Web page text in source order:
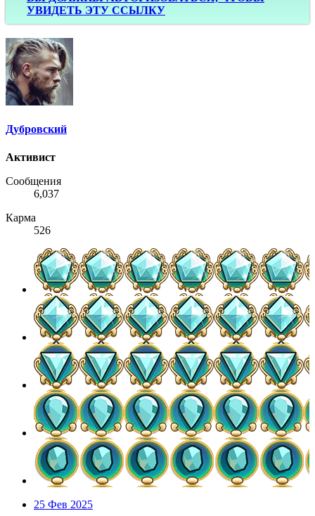
УВИДЕТЬ ЭТУ ССЫЛКУ
Дубровский
Активист
Сообщения
6,037
Карма
526
25 Фев 2025